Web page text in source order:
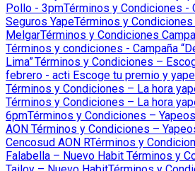
Pollo - 3pmTérminos y Condiciones -
Seguros YapeTérminos y
MelgarTérminos y Condiciones
Términos y condiciones - Campaña
Lima”Términos y Condiciones –
febrero - acti Escoge tu premio y
Términos y Condiciones – La hora
Términos y Condiciones – La hora
6pmTérminos y Condiciones –
AON Términos y Condiciones –
Cencosud AON RTérminos y
Falabella – Nuevo Habit Términos y